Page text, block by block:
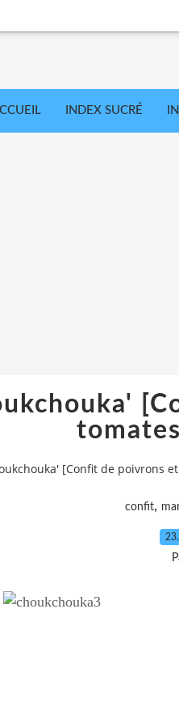
INDEX SUCRÉ
[Confit de poivrons
confit,